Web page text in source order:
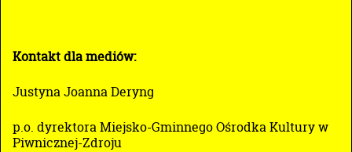
Kontakt dla mediów:
Justyna Joanna Deryng
p.o. dyrektora Miejsko-Gminnego Ośrodka Kultury w
Piwnicznej-Zdroju